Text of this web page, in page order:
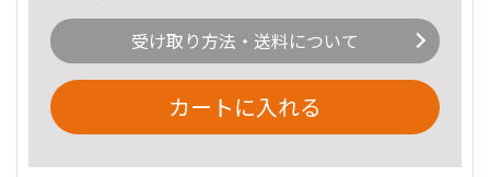
受け取り方法・送料について
カートに入れる